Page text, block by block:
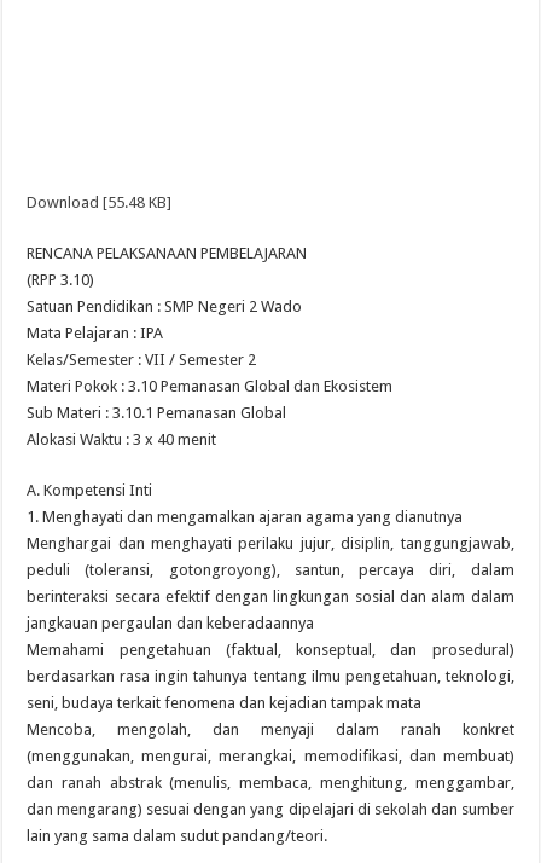
Download [55.48 KB]
RENCANA PELAKSANAAN PEMBELAJARAN
(RPP 3.10)
Satuan Pendidikan : SMP Negeri 2 Wado
Mata Pelajaran : IPA
Kelas/Semester : VII / Semester 2
Materi Pokok : 3.10 Pemanasan Global dan Ekosistem
Sub Materi : 3.10.1 Pemanasan Global
Alokasi Waktu : 3 x 40 menit
A. Kompetensi Inti
1. Menghayati dan mengamalkan ajaran agama yang dianutnya
Menghargai dan menghayati perilaku jujur, disiplin, tanggungjawab,
peduli (toleransi, gotongroyong), santun, percaya diri, dalam
berinteraksi secara efektif dengan lingkungan sosial dan alam dalam
jangkauan pergaulan dan keberadaannya
Memahami pengetahuan (faktual, konseptual, dan prosedural)
berdasarkan rasa ingin tahunya tentang ilmu pengetahuan, teknologi,
seni, budaya terkait fenomena dan kejadian tampak mata
Mencoba, mengolah, dan menyaji dalam ranah konkret
(menggunakan, mengurai, merangkai, memodifikasi, dan membuat)
dan ranah abstrak (menulis, membaca, menghitung, menggambar,
dan mengarang) sesuai dengan yang dipelajari di sekolah dan sumber
lain yang sama dalam sudut pandang/teori.